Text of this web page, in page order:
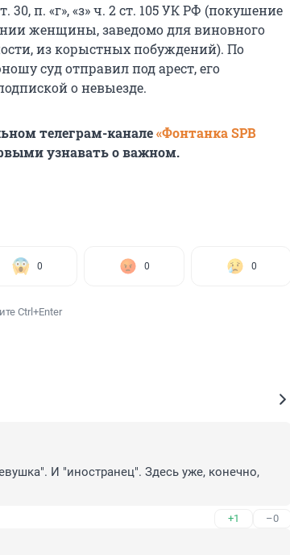
30, п. «г», «з» ч. 2 ст. 105 УК РФ (покушение
женщины, заведомо для виновного
из корыстных побуждений). По
суд отправил под арест, его
о невыезде.
телеграм-канале«Фонтанка SPB
узнавать о важном.
0 0 0
Ctrl+Enter
И "иностранец". Здесь уже, конечно,
+1 –0